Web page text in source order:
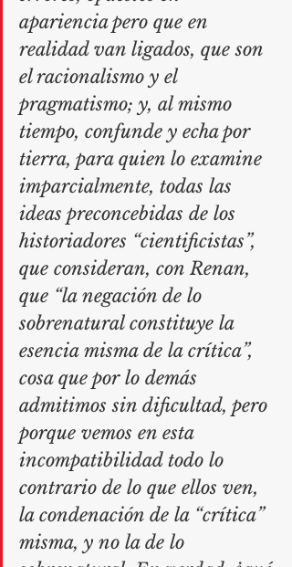
apariencia pero que en
realidad van ligados, que son
el racionalismo y el
pragmatismo; y, al mismo
tiempo, confunde y echa por
tierra, para quien lo examine
imparcialmente, todas las
ideas preconcebidas de los
historiadores “cientificistas”,
que consideran, con Renan,
que “la negación de lo
sobrenatural constituye la
esencia misma de la crítica”,
cosa que por lo demás
admitimos sin dificultad, pero
porque vemos en esta
incompatibilidad todo lo
contrario de lo que ellos ven,
la condenación de la “crítica”
misma, y no la de lo